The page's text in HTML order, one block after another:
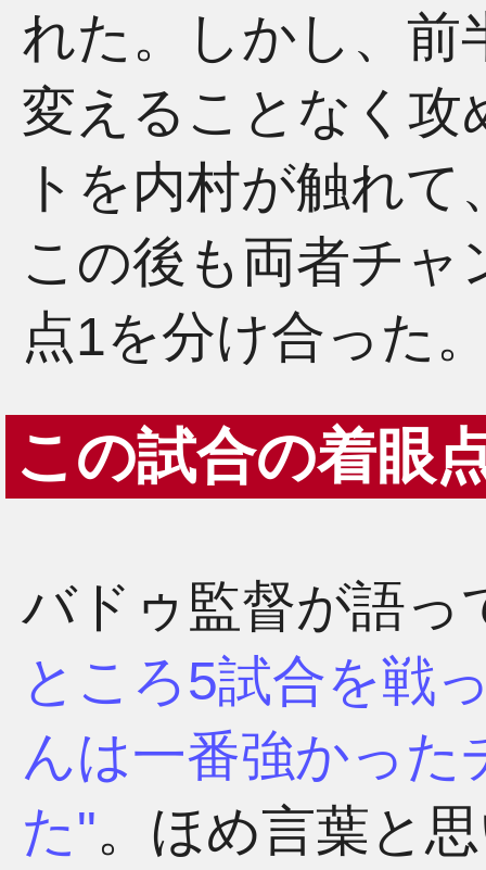
れた。しかし、前
変えることなく攻
トを内村が触れ
この後も両者チ
点1を分け合った
この試合の着眼
バドゥ監督が語っ
ところ5試合を戦
んは一番強かっ
た 。ほめ言葉と